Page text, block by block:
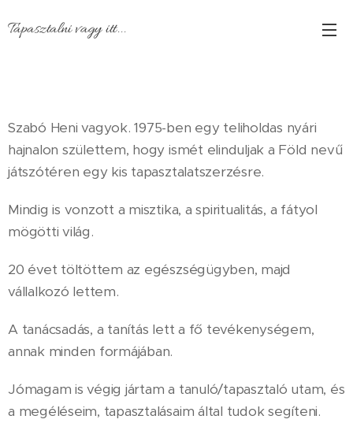
Tapasztalni vagy itt...
Szabó Heni vagyok. 1975-ben egy teliholdas nyári
hajnalon születtem, hogy ismét elinduljak a Föld nevű
játszótéren egy kis tapasztalatszerzésre.
Mindig is vonzott a misztika, a spiritualitás, a fátyol
mögötti világ.
20 évet töltöttem az egészségügyben, majd
vállalkozó lettem.
A tanácsadás, a tanítás lett a fő tevékenységem,
annak minden formájában.
Jómagam is végig jártam a tanuló/tapasztaló utam, és
a megéléseim, tapasztalásaim által tudok segíteni.